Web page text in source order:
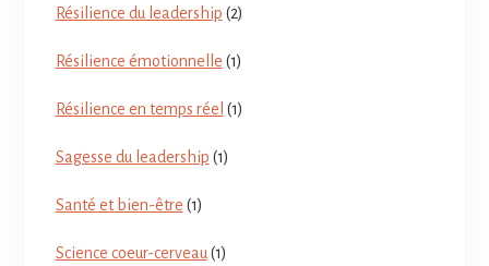
Résilience du leadership (2)
Résilience émotionnelle (1)
Résilience en temps réel (1)
Sagesse du leadership (1)
Santé et bien-être (1)
Science coeur-cerveau (1)